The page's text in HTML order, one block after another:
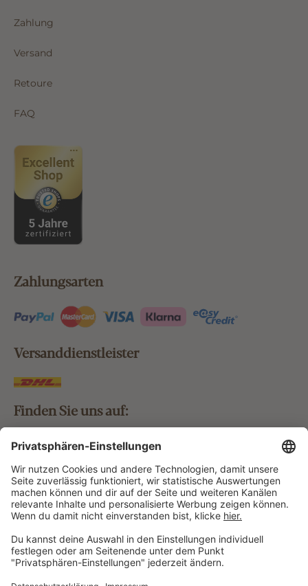
Zahlung
Versand
Retoure
FAQ
Zahlungsarten
Versanddienstleister
Finden Sie uns auf:
Bestellung widerrufen
Vertrag widerrufen